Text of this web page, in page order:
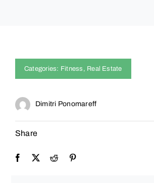
Categories: Fitness , Real Estate
Dimitri Ponomareff
Share